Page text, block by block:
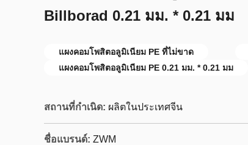
Billborad 0.21 มม. * 0.21 มม
แผงคอมโพสิตอลูมิเนียม PE ที่ไม่ขาด
แผงคอมโพสิตอลูมิเนียม PE 0.21 มม. * 0.21 มม
สถานที่กำเนิด: ผลิตในประเทศจีน
ชื่อแบรนด์: ZWM